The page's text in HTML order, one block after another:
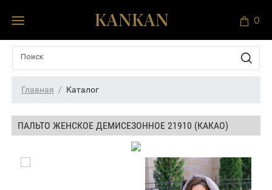
0
Главная Каталог
ПАЛЬТО ЖЕНСКОЕ ДЕМИСЕЗОННОЕ 21910 (КАКАО)